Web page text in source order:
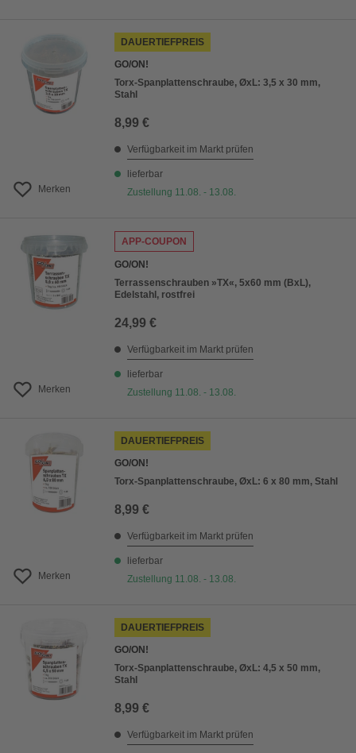
Merken
DAUERTIEFPREIS
GO/ON!
Torx-Spanplattenschraube, ØxL: 3,5 x 30 mm,
Stahl
8,99 €
Verfügbarkeit im Markt prüfen
lieferbar
Zustellung 11.08. - 13.08.
Merken
APP-COUPON
GO/ON!
Terrassenschrauben »TX«, 5x60 mm (BxL),
Edelstahl, rostfrei
24,99 €
Verfügbarkeit im Markt prüfen
lieferbar
Zustellung 11.08. - 13.08.
Merken
DAUERTIEFPREIS
GO/ON!
Torx-Spanplattenschraube, ØxL: 6 x 80 mm, Stahl
8,99 €
Verfügbarkeit im Markt prüfen
lieferbar
Zustellung 11.08. - 13.08.
DAUERTIEFPREIS
GO/ON!
Torx-Spanplattenschraube, ØxL: 4,5 x 50 mm,
Stahl
8,99 €
Verfügbarkeit im Markt prüfen